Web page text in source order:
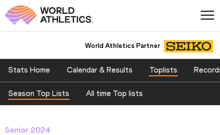
World Athletics Partner
Stats Home Calendar & Results Toplists
Season Top Lists All time Top lists
Senior 2024